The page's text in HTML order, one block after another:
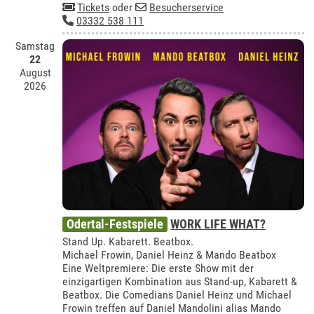
Tickets oder
Besucherservice
03332 538 111
Samstag
22
August
2026
Odertal-Festspiele WORK LIFE WHAT?
Stand Up. Kabarett. Beatbox.
Michael Frowin, Daniel Heinz & Mando Beatbox
Eine Weltpremiere: Die erste Show mit der
einzigartigen Kombination aus Stand-up, Kabarett &
Beatbox. Die Comedians Daniel Heinz und Michael
Frowin treffen auf Daniel Mandolini alias Mando